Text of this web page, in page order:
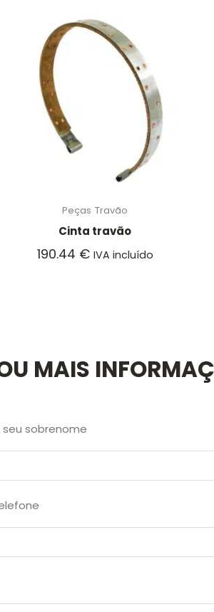
Peças Travão
Cinta travão
190.44 € IVA incluído
MAIS
seu sobrenome